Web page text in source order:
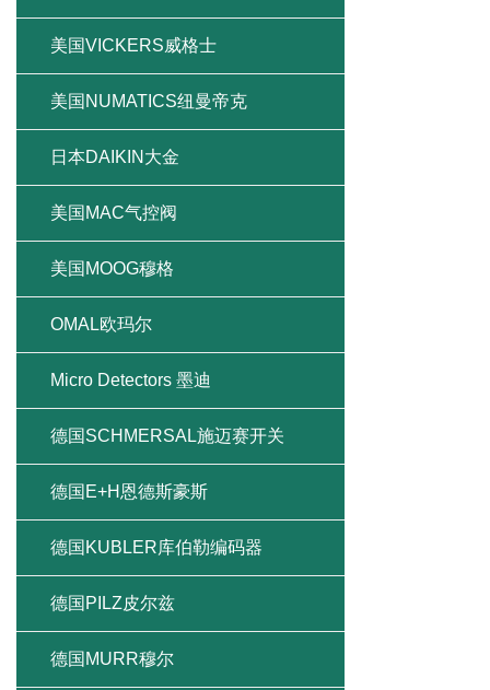
美国VICKERS威格士
美国NUMATICS纽曼帝克
日本DAIKIN大金
美国MAC气控阀
美国MOOG穆格
OMAL欧玛尔
Micro Detectors 墨迪
德国SCHMERSAL施迈赛开关
德国E+H恩德斯豪斯
德国KUBLER库伯勒编码器
德国PILZ皮尔兹
德国MURR穆尔